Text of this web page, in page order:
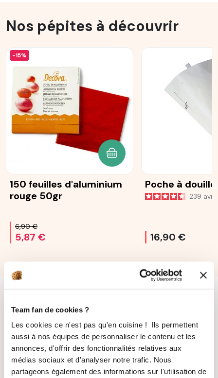
Team fan de cookies ?
Les cookies ce n'est pas qu'en cuisine ! Ils permettent
aussi à nos équipes de personnaliser le contenu et les
annonces, d'offrir des fonctionnalités relatives aux
médias sociaux et d'analyser notre trafic. Nous
partageons également des informations sur l'utilisation de
Nos pépites à découvrir
-15%
150 feuilles d'aluminium
rouge 50gr
6,90 €
5,87 €
AJOUTER AU PANIER
Poche à
239 avis
16,90 €
LIVRAISON
SUIVIE
PAIEMENT
SÉCURISÉ